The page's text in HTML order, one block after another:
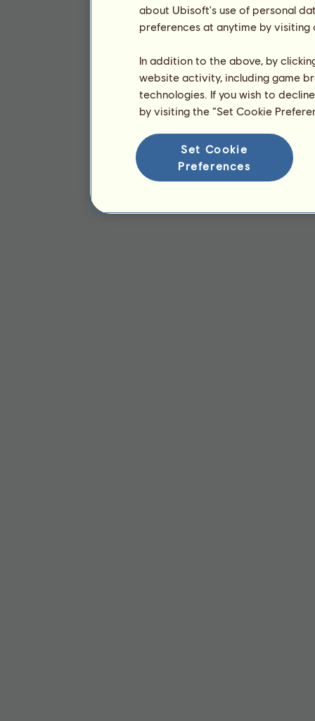
about Ubisoft's use of personal
preferences at anytime by
In addition to the above, by
website activity, including game
technologies. If you wish to
by visiting the “Set Cookie
Set Cookie
Preferences